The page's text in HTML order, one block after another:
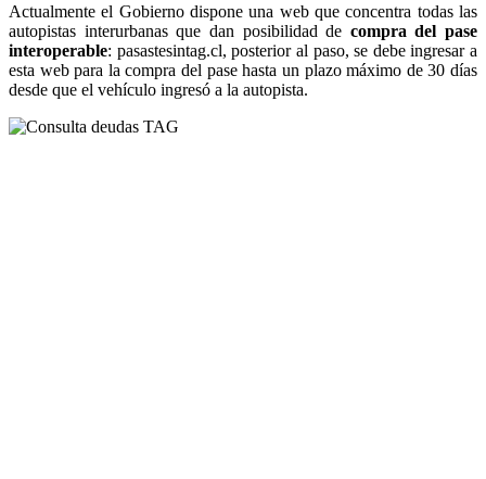
Actualmente el Gobierno dispone una web que concentra todas las
autopistas interurbanas que dan posibilidad de compra del pase
interoperable: pasastesintag.cl, posterior al paso, se debe ingresar a
esta web para la compra del pase hasta un plazo máximo de 30 días
desde que el vehículo ingresó a la autopista.